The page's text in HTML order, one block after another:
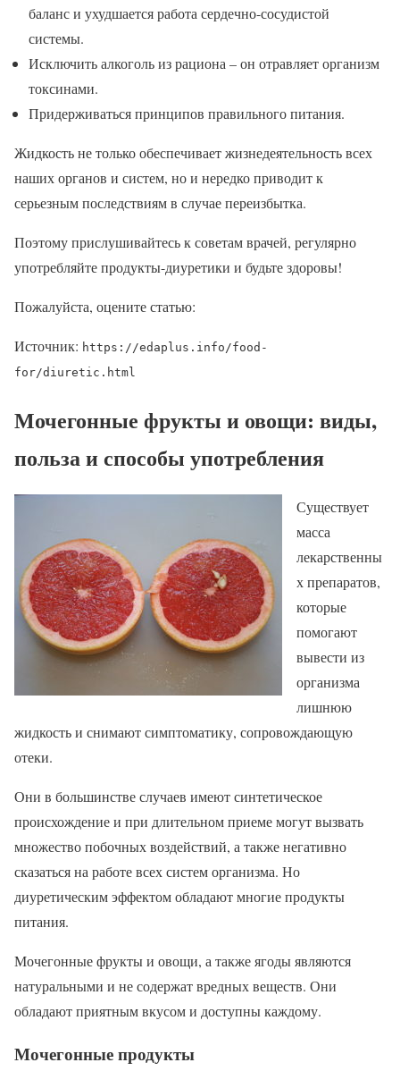
баланс и ухудшается работа сердечно-сосудистой
системы.
Исключить алкоголь из рациона – он отравляет организм
токсинами.
Придерживаться принципов правильного питания.
Жидкость не только обеспечивает жизнедеятельность всех
наших органов и систем, но и нередко приводит к
серьезным последствиям в случае переизбытка.
Поэтому прислушивайтесь к советам врачей, регулярно
употребляйте продукты-диуретики и будьте здоровы!
Пожалуйста, оцените статью:
Источник: https://edaplus.info/food-
for/diuretic.html
Мочегонные фрукты и овощи: виды,
польза и способы употребления
Существует
масса
лекарственны
х препаратов,
которые
помогают
вывести из
организма
лишнюю
жидкость и снимают симптоматику, сопровождающую
отеки.
Они в большинстве случаев имеют синтетическое
происхождение и при длительном приеме могут вызвать
множество побочных воздействий, а также негативно
сказаться на работе всех систем организма. Но
диуретическим эффектом обладают многие продукты
питания.
Мочегонные фрукты и овощи, а также ягоды являются
натуральными и не содержат вредных веществ. Они
обладают приятным вкусом и доступны каждому.
Мочегонные продукты